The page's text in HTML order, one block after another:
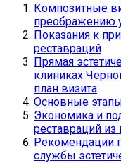
Композитные
преображению
Показания к
реставраций
Прямая
клиниках
план визита
Основные
Экономика и
реставраций
Рекомендации
службы